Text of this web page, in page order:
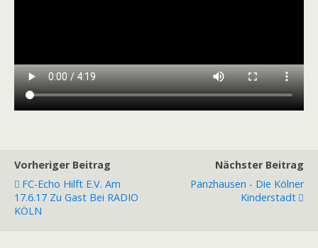
Vorheriger Beitrag
FC-Echo Hilft E.V. Am
17.6.17 Zu Gast Bei RADIO
KÖLN
Nächster Beitrag
Pänzhausen - Die Kölner
Kinderstadt